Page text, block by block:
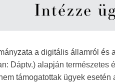
a digitális államról
Dáptv.) alapján
támogatottak ügyek